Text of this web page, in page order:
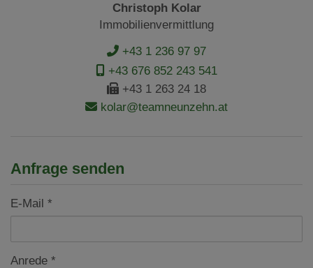
Christoph Kolar
Immobilienvermittlung
+43 1 236 97 97
+43 676 852 243 541
+43 1 263 24 18
kolar@teamneunzehn.at
Anfrage senden
E-Mail
Anrede